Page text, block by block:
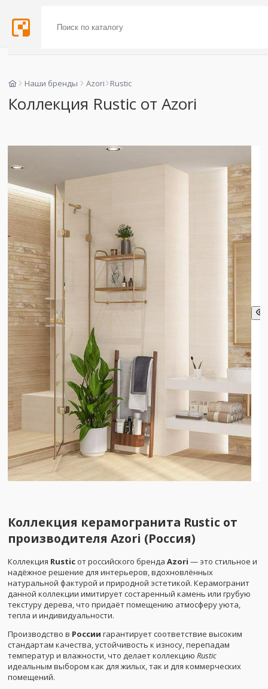
Наши бренды Azori Rustic
Коллекция Rustic от Azori
Коллекция керамогранита Rustic от
производителя Azori (Россия)
Коллекция Rustic от российского бренда Azori — это стильное и
надёжное решение для интерьеров, вдохновлённых
натуральной фактурой и природной эстетикой. Керамогранит
данной коллекции имитирует состаренный камень или грубую
текстуру дерева, что придаёт помещению атмосферу уюта,
тепла и индивидуальности.
Производство в России гарантирует соответствие высоким
стандартам качества, устойчивость к износу, перепадам
температур и влажности, что делает коллекцию Rustic
идеальным выбором как для жилых, так и для коммерческих
помещений.